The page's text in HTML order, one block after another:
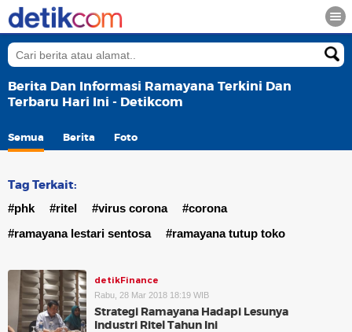
Berita Dan Informasi Ramayana Terkini Dan
Terbaru Hari Ini - Detikcom
Semua Berita Foto
Tag Terkait:
#phk #ritel #virus corona
#corona
#ramayana lestari sentosa
#ramayana tutup toko
detikFinance
Rabu, 28 Mar 2018 18:19 WIB
Strategi Ramayana Hadapi Lesunya
Industri Ritel Tahun Ini